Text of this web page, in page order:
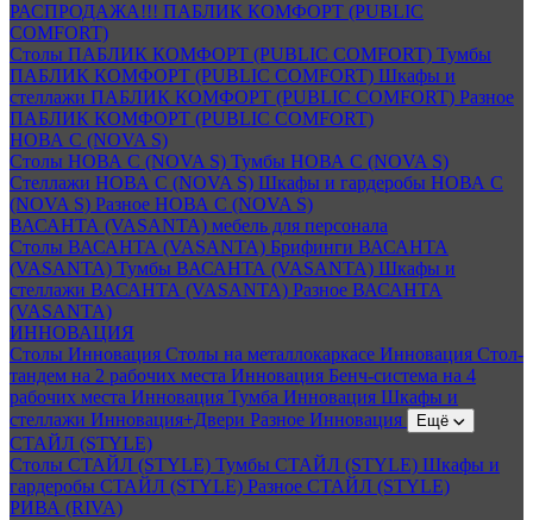
РАСПРОДАЖА!!! ПАБЛИК КОМФОРТ (PUBLIC
COMFORT)
Столы ПАБЛИК КОМФОРТ (PUBLIC COMFORT) Тумбы
ПАБЛИК КОМФОРТ (PUBLIC COMFORT) Шкафы и
стеллажи ПАБЛИК КОМФОРТ (PUBLIC COMFORT) Разное
ПАБЛИК КОМФОРТ (PUBLIC COMFORT)
НОВА С (NOVA S)
Столы НОВА С (NOVA S) Тумбы НОВА С (NOVA S)
Стеллажи НОВА С (NOVA S) Шкафы и гардеробы НОВА С
(NOVA S) Разное НОВА С (NOVA S)
ВАСАНТА (VASANTA) мебель для персонала
Столы ВАСАНТА (VASANTA) Брифинги ВАСАНТА
(VASANTA) Тумбы ВАСАНТА (VASANTA) Шкафы и
стеллажи ВАСАНТА (VASANTA) Разное ВАСАНТА
(VASANTA)
ИННОВАЦИЯ
Столы Инновация Столы на металлокаркасе Инновация Стол-
тандем на 2 рабочих места Инновация Бенч-система на 4
рабочих места Инновация Тумба Инновация Шкафы и
стеллажи Инновация+Двери Разное Инновация Ещё
СТАЙЛ (STYLE)
Столы СТАЙЛ (STYLE) Тумбы СТАЙЛ (STYLE) Шкафы и
гардеробы СТАЙЛ (STYLE) Разное СТАЙЛ (STYLE)
РИВА (RIVA)